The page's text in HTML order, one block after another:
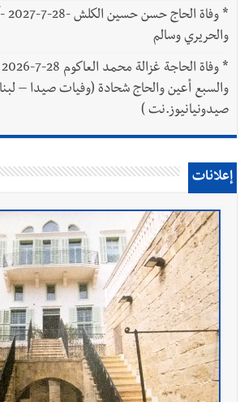
*
والحريري وسالم
*
والسبع أعين والحاج شحادة (وفيات صيدا –
صيدونيانيوز.نت )
إعلانات